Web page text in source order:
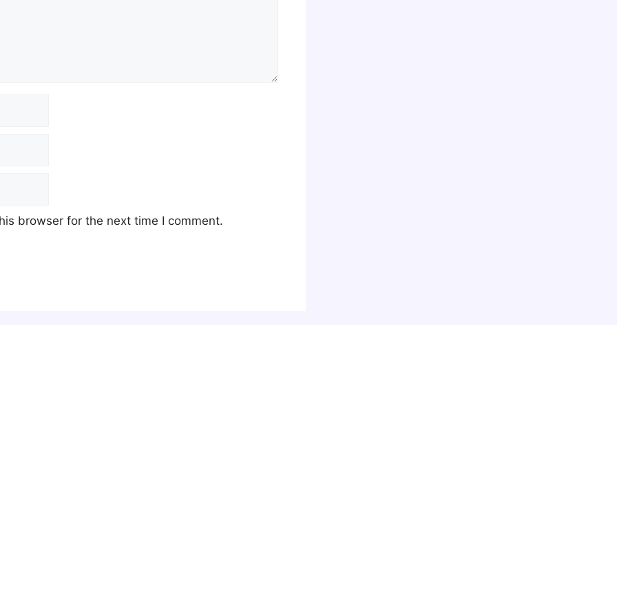
browser for the next time I comment.